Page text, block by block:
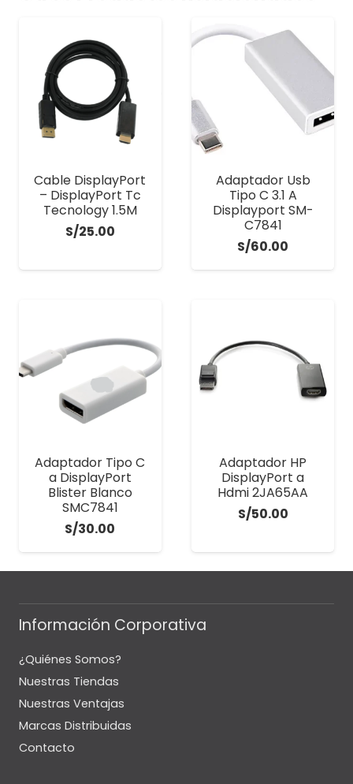
Cable DisplayPort
– DisplayPort Tc
Tecnology 1.5M
S/25.00
Adaptador Usb
Tipo C 3.1 A
Displayport SM-
C7841
S/60.00
Adaptador Tipo C
a DisplayPort
Blister Blanco
SMC7841
S/30.00
Adaptador HP
DisplayPort a
Hdmi 2JA65AA
S/50.00
Información Corporativa
¿Quiénes Somos?
Nuestras Tiendas
Nuestras Ventajas
Marcas Distribuidas
Contacto